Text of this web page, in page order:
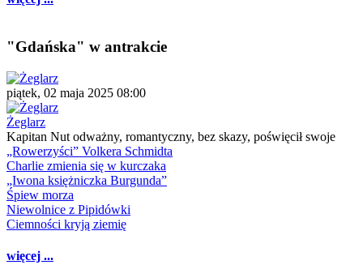
"Gdańska" w antrakcie
piątek, 02 maja 2025 08:00
Żeglarz
Kapitan Nut odważny, romantyczny, bez skazy, poświęcił swoje
„Rowerzyści” Volkera Schmidta
Charlie zmienia się w kurczaka
„Iwona księżniczka Burgunda”
Śpiew morza
Niewolnice z Pipidówki
Ciemności kryją ziemię
więcej ...